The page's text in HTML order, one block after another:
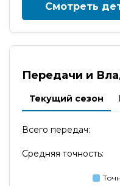
Смотреть
Передачи и
Текущий сезон
Всего передач:
Средняя точность: